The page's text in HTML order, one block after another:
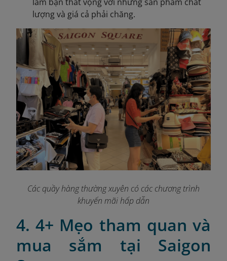
lượng và giá cả phải chăng.
Các quầy hàng thường xuyên có các chương trình
khuyến mãi hấp dẫn
4. 4+ Mẹo tham quan và
mua sắm tại Saigon